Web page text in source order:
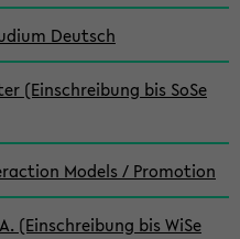
Deutsch
(Einschreibung bis SoSe
Models / Promotion
(Einschreibung bis WiSe